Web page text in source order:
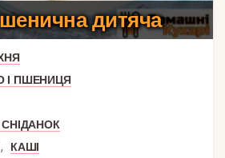
дитяча
І ПШЕНИЦЯ
, КАШІ